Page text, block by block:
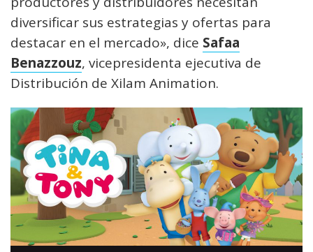
diversificar sus estrategias y ofertas para
destacar en el mercado», dice Safaa
Benazzouz, vicepresidenta ejecutiva de
Distribución de Xilam Animation.